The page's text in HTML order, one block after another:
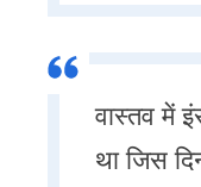
वास्तव में
था जिस